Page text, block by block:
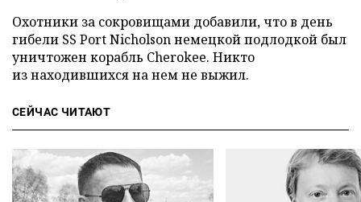
Охотники за сокровищами добавили, что в день
гибели SS Port Nicholson немецкой подлодкой был
уничтожен корабль Cherokee. Никто
из находившихся на нем не выжил.
СЕЙЧАС ЧИТАЮТ